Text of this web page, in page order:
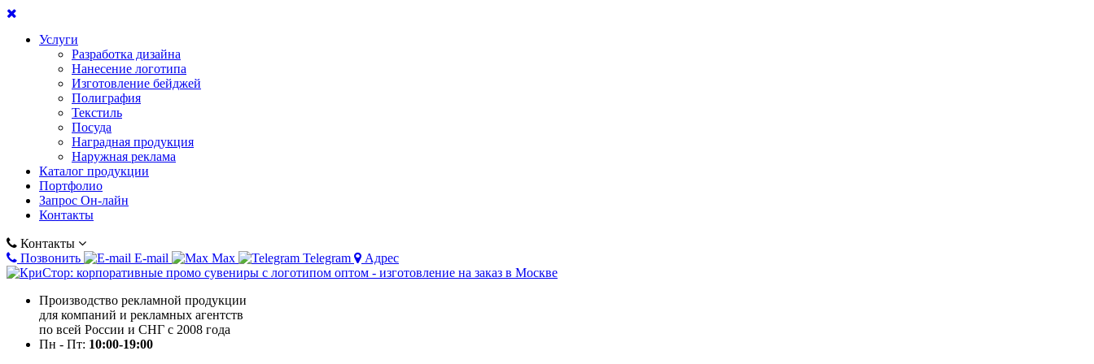
Услуги
Разработка дизайна
Нанесение логотипа
Изготовление бейджей
Полиграфия
Текстиль
Посуда
Наградная продукция
Наружная реклама
Каталог продукции
Портфолио
Запрос Он-лайн
Контакты
Контакты
Позвонить
E-mail Max Telegram Адрес
Производство рекламной продукции
для компаний и рекламных агентств
по всей России и СНГ с 2008 года
Пн - Пт: 10:00-19:00